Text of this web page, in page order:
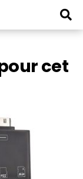
cet